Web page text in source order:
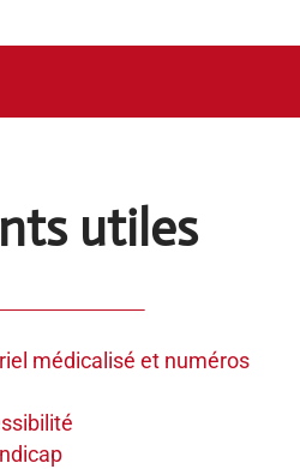
utiles
médicalisé et numéros